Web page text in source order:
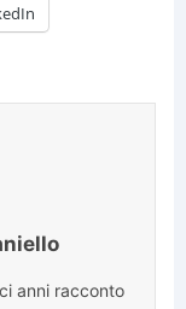
anni racconto